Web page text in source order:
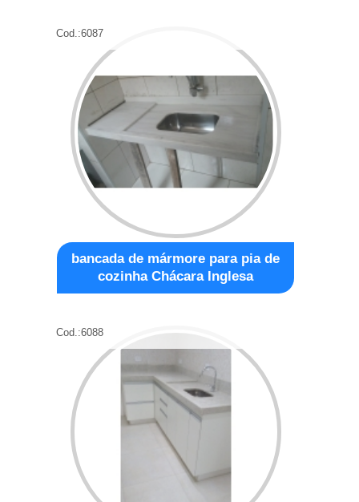
Cod.:6087
bancada de mármore para pia de
cozinha Chácara Inglesa
Cod.:6088